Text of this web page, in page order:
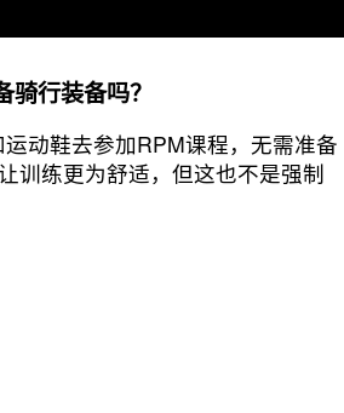
行装备吗？
动鞋去参加RPM课程，无需准备
训练更为舒适，但这也不是强制